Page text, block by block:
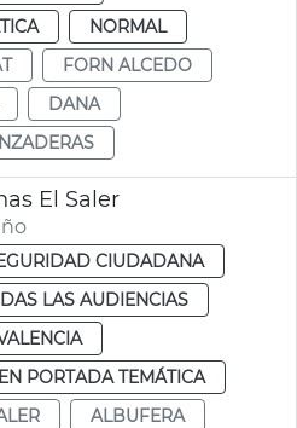
NORMAL
FORN ALCEDO
DANA
El Saler
CIUDADANA
LAS AUDIENCIAS
EN PORTADA TEMÁTICA
ALBUFERA